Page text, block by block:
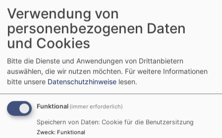
machen uns schöne Nachmittage mit Kaffee, Kuchen
& Unterhaltung.
Meistens widmen wir uns den Themen im
Jahreskreis – Winter, Fasching, Frühling, Ostern,
Sommer, Kirchweih, Ernte, Herbst, Weihnachten.
... mal ernst, mal heiter ... - es geht um unsere
Gesundheit, um Alt-Bewährtes und um Neues in
angenehmer Atmosphäre. Ein bunter
Themenblumenstrauß.
Verwendung von
personenbezogenen Daten
und Cookies
Bitte die Dienste und Anwendungen von Drittanbietern
auswählen, die wir nutzen möchten. Für weitere Informationen
bitte unsere Datenschutzhinweise lesen.
Funktional (immer erforderlich)
Speichern von Daten: Cookie für die Benutzersitzung
Zweck: Funktional